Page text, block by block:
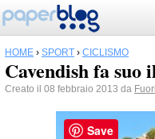
HOME › SPORT › CICLISMO
Cavendish fa
Creato il 08 febbraio 2013 da
Save